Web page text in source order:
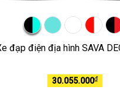
Xe đạp điện địa hình
30.055.000₫